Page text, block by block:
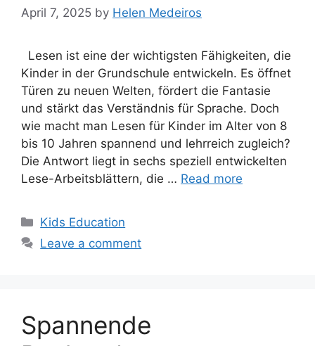
April 7, 2025 by Helen Medeiros
Lesen ist eine der wichtigsten Fähigkeiten, die
Kinder in der Grundschule entwickeln. Es öffnet
Türen zu neuen Welten, fördert die Fantasie
und stärkt das Verständnis für Sprache. Doch
wie macht man Lesen für Kinder im Alter von 8
bis 10 Jahren spannend und lehrreich zugleich?
Die Antwort liegt in sechs speziell entwickelten
Lese-Arbeitsblättern, die … Read more
Categories
Kids Education
Leave a comment
Spannende